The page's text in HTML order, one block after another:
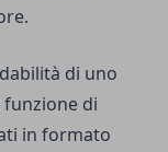
di uno
di
in formato